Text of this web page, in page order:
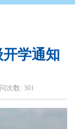
学通知
次数: 301